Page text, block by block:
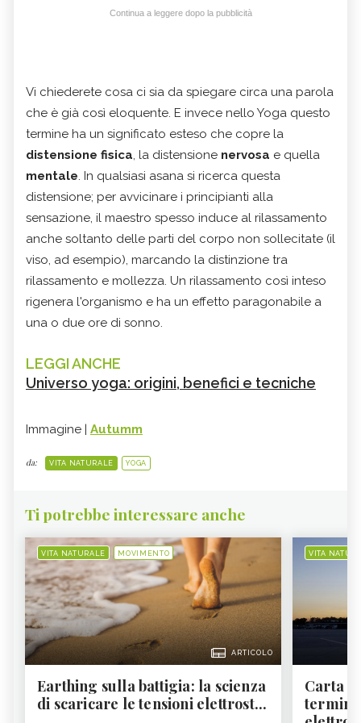
Continua a leggere dopo la pubblicità
Vi chiederete cosa ci sia da spiegare circa una parola
che è già così eloquente. E invece nello Yoga questo
termine ha un significato esteso che copre la
distensione fisica, la distensione nervosa e quella
mentale. In qualsiasi asana si ricerca questa
distensione; per avvicinare i principianti alla
sensazione, il maestro spesso induce al rilassamento
anche soltanto delle parti del corpo non sollecitate (il
viso, ad esempio), marcando la distinzione tra
rilassamento e mollezza. Un rilassamento così inteso
rigenera l'organismo e ha un effetto paragonabile a
una o due ore di sonno.
LEGGI ANCHE
Universo yoga: origini, benefici e tecniche
Immagine | Autumm
da: VITA NATURALE YOGA
Ti potrebbe interessare anche
VITA NATURALE MOVIMENTO
ARTICOLO
Earthing sulla battigia: la scienza
di scaricare le tensioni elettrost...
VITA
Carta